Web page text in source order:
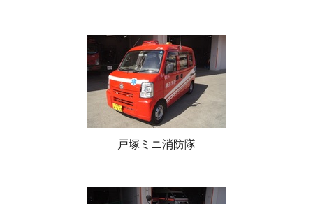
戸塚ミニ消防隊